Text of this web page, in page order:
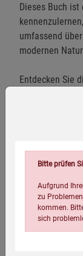
Dieses Buch ist
umfassend
modernen
Entdecken Sie
und erfahren
einen
Dieses Buch
vielen
Star,
Hoffnung
Bitte prüfen
Aufgrund
zu
kommen.
sich